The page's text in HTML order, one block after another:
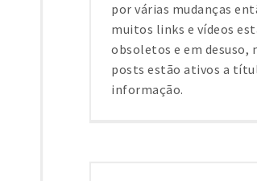
por várias mudanças
muitos links e vídeos
obsoletos e em desuso,
posts estão ativos a
informação.